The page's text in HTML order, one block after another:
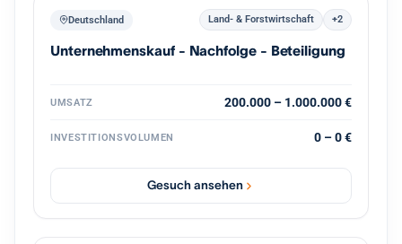
Deutschland Land- & Forstwirtschaft +2
Unternehmenskauf - Nachfolge - Beteiligung
UMSATZ 200.000 – 1.000.000 €
INVESTITIONSVOLUMEN 0 – 0 €
Gesuch ansehen